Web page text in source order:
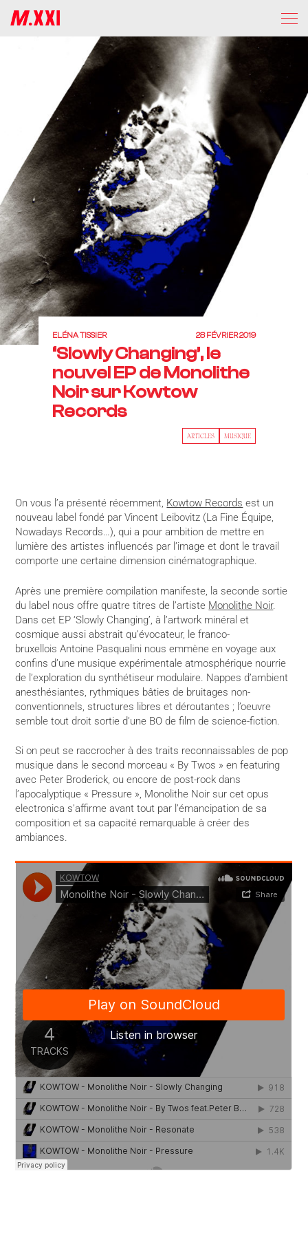
ELÉNA TISSIER 28 FÉVRIER 2019
‘Slowly Changing’, le
nouvel EP de Monolithe
Noir sur Kowtow
Records
ARTICLES MUSIQUE
On vous l’a présenté récemment, Kowtow Records est un
nouveau label fondé par Vincent Leibovitz (La Fine Équipe,
Nowadays Records…), qui a pour ambition de mettre en
lumière des artistes influencés par l’image et dont le travail
comporte une certaine dimension cinématographique.
Après une première compilation manifeste, la seconde sortie
du label nous offre quatre titres de l’artiste Monolithe Noir.
Dans cet EP ‘Slowly Changing’, à l’artwork minéral et
cosmique aussi abstrait qu’évocateur, le franco-
bruxellois Antoine Pasqualini nous emmène en voyage aux
confins d’une musique expérimentale atmosphérique nourrie
de l’exploration du synthétiseur modulaire. Nappes d’ambient
anesthésiantes, rythmiques bâties de bruitages non-
conventionnels, structures libres et déroutantes ; l’oeuvre
semble tout droit sortie d’une BO de film de science-fiction.
Si on peut se raccrocher à des traits reconnaissables de pop
musique dans le second morceau « By Twos » en featuring
avec Peter Broderick, ou encore de post-rock dans
l’apocalyptique « Pressure », Monolithe Noir sur cet opus
electronica s’affirme avant tout par l’émancipation de sa
composition et sa capacité remarquable à créer des
ambiances.